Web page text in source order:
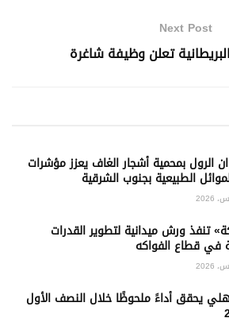
Next Post
تعلن وظيفة شاغرة
الرول بمحمية أشجار الغاف يعزز مؤشرات
الطبيعية بجنوب الشرقية
تنفذ ورش ميدانية لتطوير القدرات
في قطاع الفواكه
يحقق أداءً ملحوظًا خلال النصف الأول